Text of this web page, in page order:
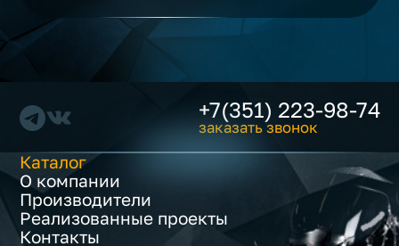
+7(351) 223-98-74
заказать звонок
Каталог
О компании
Производители
Реализованные проекты
Контакты